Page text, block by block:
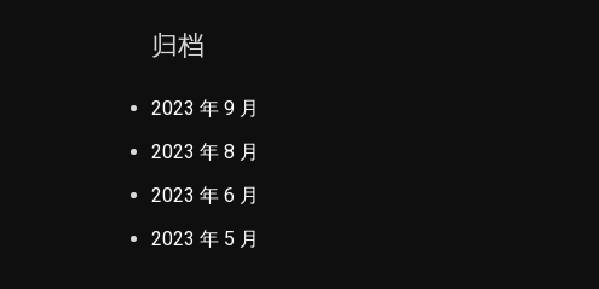
归档
2023 年 9 月
2023 年 8 月
2023 年 6 月
2023 年 5 月